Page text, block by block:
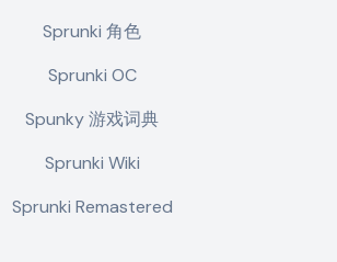
Sprunki 角色
Sprunki OC
Spunky 游戏词典
Sprunki Wiki
Sprunki Remastered